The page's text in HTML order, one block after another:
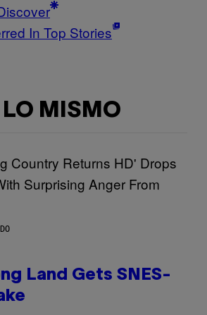
In Top Stories
LO MISMO
Land Gets SNES-